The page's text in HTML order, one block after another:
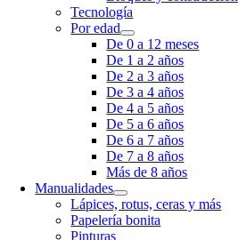
Tecnología
Por edad
De 0 a 12 meses
De 1 a 2 años
De 2 a 3 años
De 3 a 4 años
De 4 a 5 años
De 5 a 6 años
De 6 a 7 años
De 7 a 8 años
Más de 8 años
Manualidades
Lápices, rotus, ceras y más
Papelería bonita
Pinturas